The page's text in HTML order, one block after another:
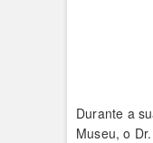
Durante a
Museu, o